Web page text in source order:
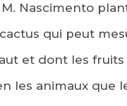
M. Nascimento
qui peut
et dont les
les animaux que